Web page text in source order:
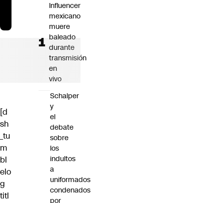
[d
sh
_tu
m
bl
elo
g
titl
Influencer
mexicano
muere
baleado
durante
transmisión
en
vivo
Schalper
y
el
debate
sobre
los
indultos
a
uniformados
condenados
por